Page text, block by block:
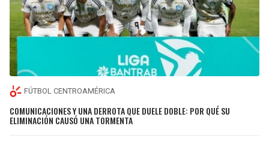
FÚTBOL CENTROAMÉRICA
COMUNICACIONES Y UNA DERROTA QUE DUELE DOBLE: POR QUÉ SU
ELIMINACIÓN CAUSÓ UNA TORMENTA